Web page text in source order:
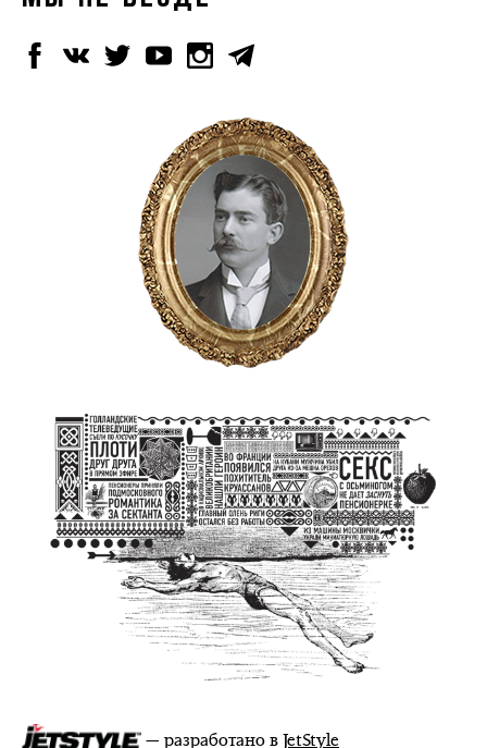
— разработано вJetStyle